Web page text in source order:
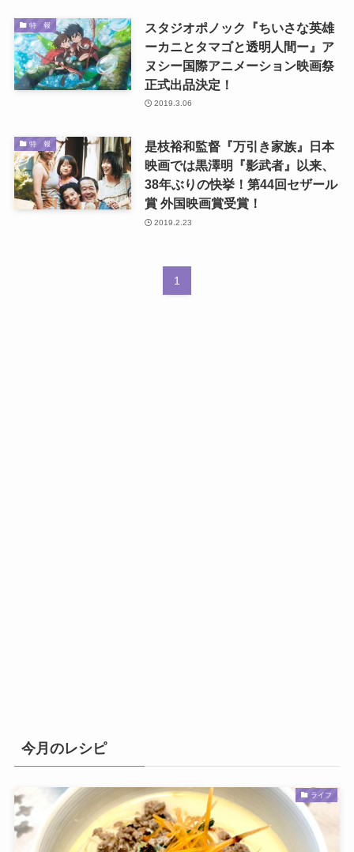
特 報
スタジオポノック『ちいさな英雄
ーカニとタマゴと透明人間ー』ア
ヌシー国際アニメーション映画祭
正式出品決定！
2019.3.06
特 報
是枝裕和監督『万引き家族』日本
映画では黒澤明『影武者』以来、
38年ぶりの快挙！第44回セザール
賞 外国映画賞受賞！
2019.2.23
1
今月のレシピ
ライフ